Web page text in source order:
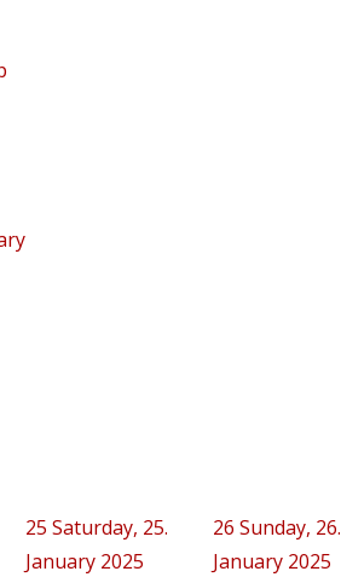
25 Saturday, 25.
January 2025
26 Sunday, 26.
January 2025